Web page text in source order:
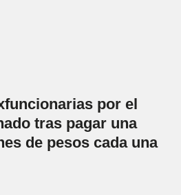
por el
tras pagar una
de pesos cada una